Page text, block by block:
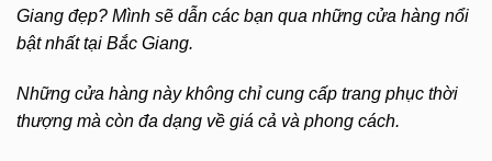
Giang đẹp? Mình sẽ dẫn các bạn qua những cửa hàng nổi
bật nhất tại Bắc Giang.
Những cửa hàng này không chỉ cung cấp trang phục thời
thượng mà còn đa dạng về giá cả và phong cách.